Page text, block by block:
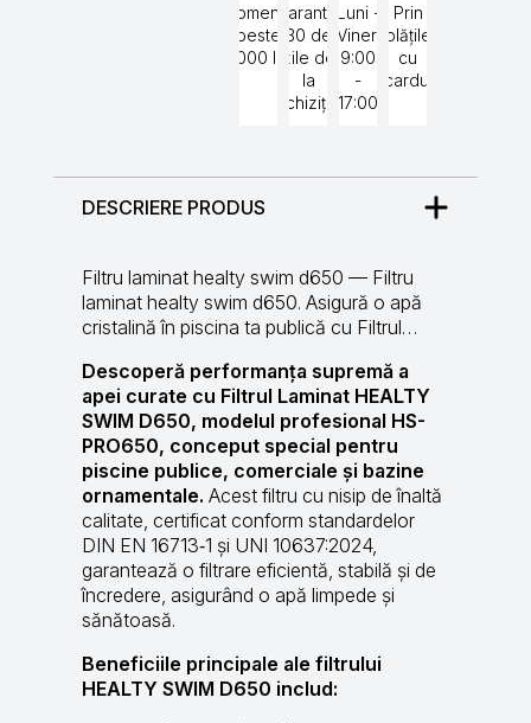
Comenzi
peste
5000 lei
Garantat
30 de
zile de
la
achiziție
Luni -
Vineri
9:00
-
17:00
Prin
plățile
cu
cardul
DESCRIERE PRODUS
Filtru laminat healty swim d650 — Filtru
laminat healty swim d650. Asigură o apă
cristalină în piscina ta publică cu Filtrul…
Descoperă performanța supremă a
apei curate cu Filtrul Laminat HEALTY
SWIM D650, modelul profesional HS-
PRO650, conceput special pentru
piscine publice, comerciale și bazine
ornamentale. Acest filtru cu nisip de înaltă
calitate, certificat conform standardelor
DIN EN 16713‑1 și UNI 10637:2024,
garantează o filtrare eficientă, stabilă și de
încredere, asigurând o apă limpede și
sănătoasă.
Beneficiile principale ale filtrului
HEALTY SWIM D650 includ: